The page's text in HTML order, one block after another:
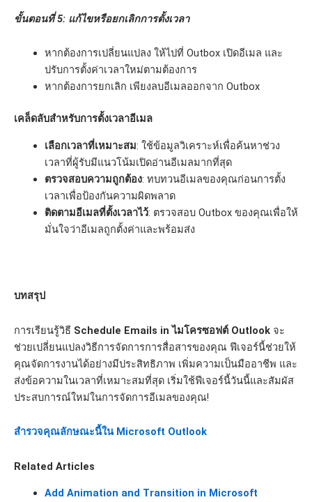
ขั้นตอนที่ 5: แก้ไขหรือยกเลิกการตั้งเวลา
หากต้องการเปลี่ยนแปลง ให้ไปที่ Outbox เปิดอีเมล และ
ปรับการตั้งค่าเวลาใหม่ตามต้องการ
หากต้องการยกเลิก เพียงลบอีเมลออกจาก Outbox
เคล็ดลับสำหรับการตั้งเวลาอีเมล
เลือกเวลาที่เหมาะสม: ใช้ข้อมูลวิเคราะห์เพื่อค้นหาช่วง
เวลาที่ผู้รับมีแนวโน้มเปิดอ่านอีเมลมากที่สุด
ตรวจสอบความถูกต้อง: ทบทวนอีเมลของคุณก่อนการตั้ง
เวลาเพื่อป้องกันความผิดพลาด
ติดตามอีเมลที่ตั้งเวลาไว้: ตรวจสอบ Outbox ของคุณเพื่อให้
มั่นใจว่าอีเมลถูกตั้งค่าและพร้อมส่ง
บทสรุป
การเรียนรู้วิธี Schedule Emails in ไมโครซอฟต์ Outlook จะ
ช่วยเปลี่ยนแปลงวิธีการจัดการการสื่อสารของคุณ ฟีเจอร์นี้ช่วยให้
คุณจัดการงานได้อย่างมีประสิทธิภาพ เพิ่มความเป็นมืออาชีพ และ
ส่งข้อความในเวลาที่เหมาะสมที่สุด เริ่มใช้ฟีเจอร์นี้วันนี้และสัมผัส
ประสบการณ์ใหม่ในการจัดการอีเมลของคุณ!
สำรวจคุณลักษณะนี้ใน Microsoft Outlook
Related Articles
Add Animation and Transition in Microsoft